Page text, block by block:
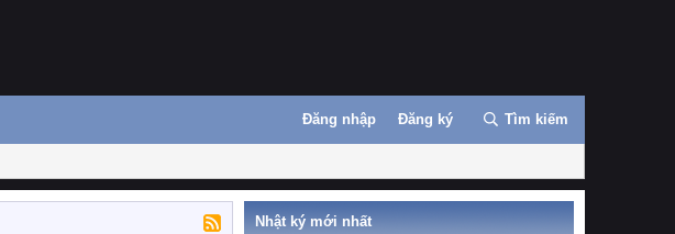
Đăng nhập Đăng ký Tìm kiếm
Nhật ký mới nhất